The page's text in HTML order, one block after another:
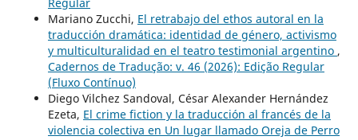
Regular
Mariano Zucchi, El retrabajo del ethos autoral en la
traducción dramática: identidad de género, activismo
y multiculturalidad en el teatro testimonial argentino ,
Cadernos de Tradução: v. 46 (2026): Edição Regular
(Fluxo Contínuo)
Diego Vilchez Sandoval, César Alexander Hernández
Ezeta, El crime fiction y la traducción al francés de la
violencia colectiva en Un lugar llamado Oreja de Perro